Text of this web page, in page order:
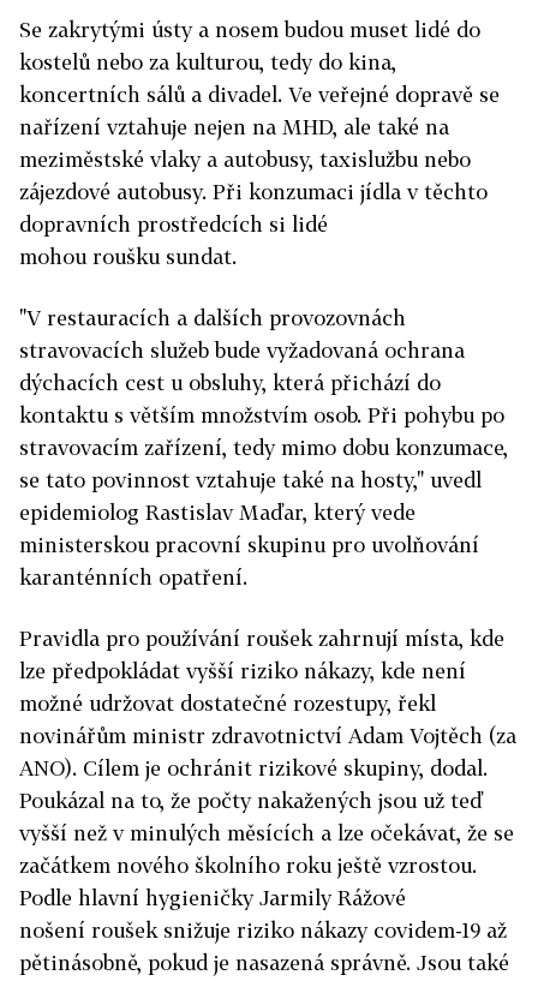
Se zakrytými ústy a nosem budou muset lidé do
kostelů nebo za kulturou, tedy do kina,
koncertních sálů a divadel. Ve veřejné dopravě se
nařízení vztahuje nejen na MHD, ale také na
meziměstské vlaky a autobusy, taxislužbu nebo
zájezdové autobusy. Při konzumaci jídla v těchto
dopravních prostředcích si lidé
mohou roušku sundat.
"V restauracích a dalších provozovnách
stravovacích služeb bude vyžadovaná ochrana
dýchacích cest u obsluhy, která přichází do
kontaktu s větším množstvím osob. Při pohybu po
stravovacím zařízení, tedy mimo dobu konzumace,
se tato povinnost vztahuje také na hosty," uvedl
epidemiolog Rastislav Maďar, který vede
ministerskou pracovní skupinu pro uvolňování
karanténních opatření.
Pravidla pro používání roušek zahrnují místa, kde
lze předpokládat vyšší riziko nákazy, kde není
možné udržovat dostatečné rozestupy, řekl
novinářům ministr zdravotnictví Adam Vojtěch (za
ANO). Cílem je ochránit rizikové skupiny, dodal.
Poukázal na to, že počty nakažených jsou už teď
vyšší než v minulých měsících a lze očekávat, že se
začátkem nového školního roku ještě vzrostou.
Podle hlavní hygieničky Jarmily Rážové
nošení roušek snižuje riziko nákazy covidem-19 až
pětinásobně, pokud je nasazená správně. Jsou také